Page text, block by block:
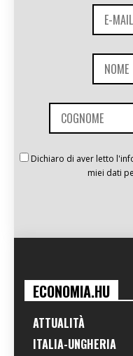
Dichiaro di aver letto
miei dati
ECONOMIA.HU
ATTUALITÀ
ITALIA-UNGHERIA